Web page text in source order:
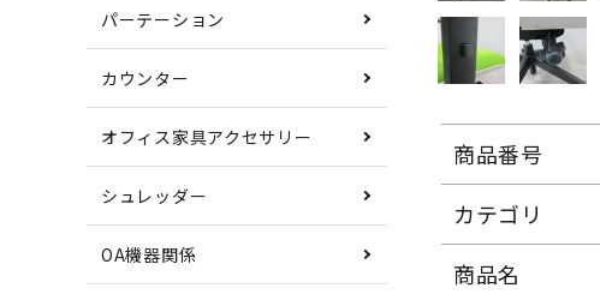
パーテーション
カウンター
オフィス家具アクセサリー
シュレッダー
OA機器関係
商品番号
カテゴリ
商品名